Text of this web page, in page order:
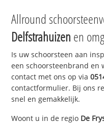
Allround
Delfstrahuizen en
Is uw schoorsteen aan
een schoorsteenbrand en
contact met ons op via
contactformulier. Bij ons
snel en gemakkelijk.
Woont u in de regio De